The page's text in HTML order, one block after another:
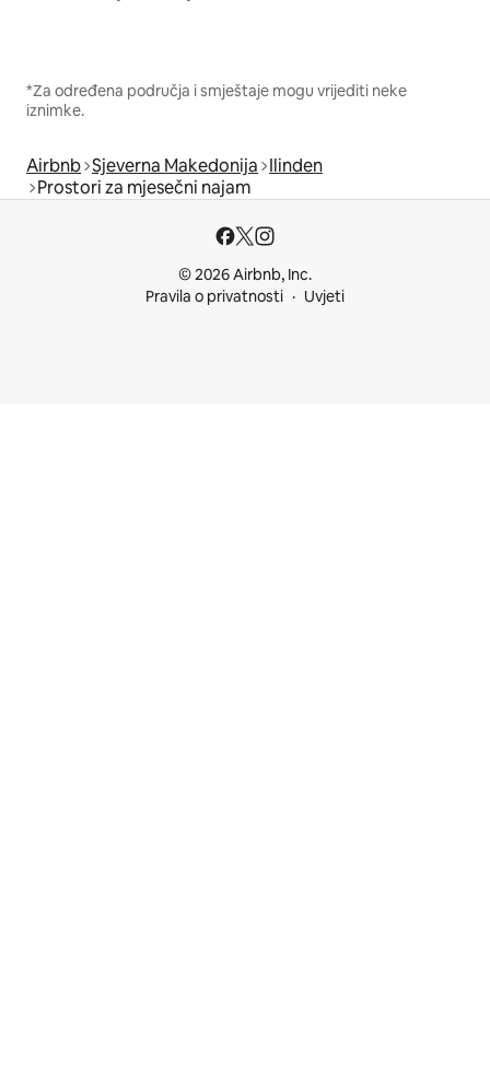
*Za određena područja i smještaje mogu vrijediti neke
iznimke.
Airbnb Sjeverna Makedonija Ilinden
Prostori za mjesečni najam
© 2026 Airbnb, Inc.
Pravila o privatnosti
Uvjeti